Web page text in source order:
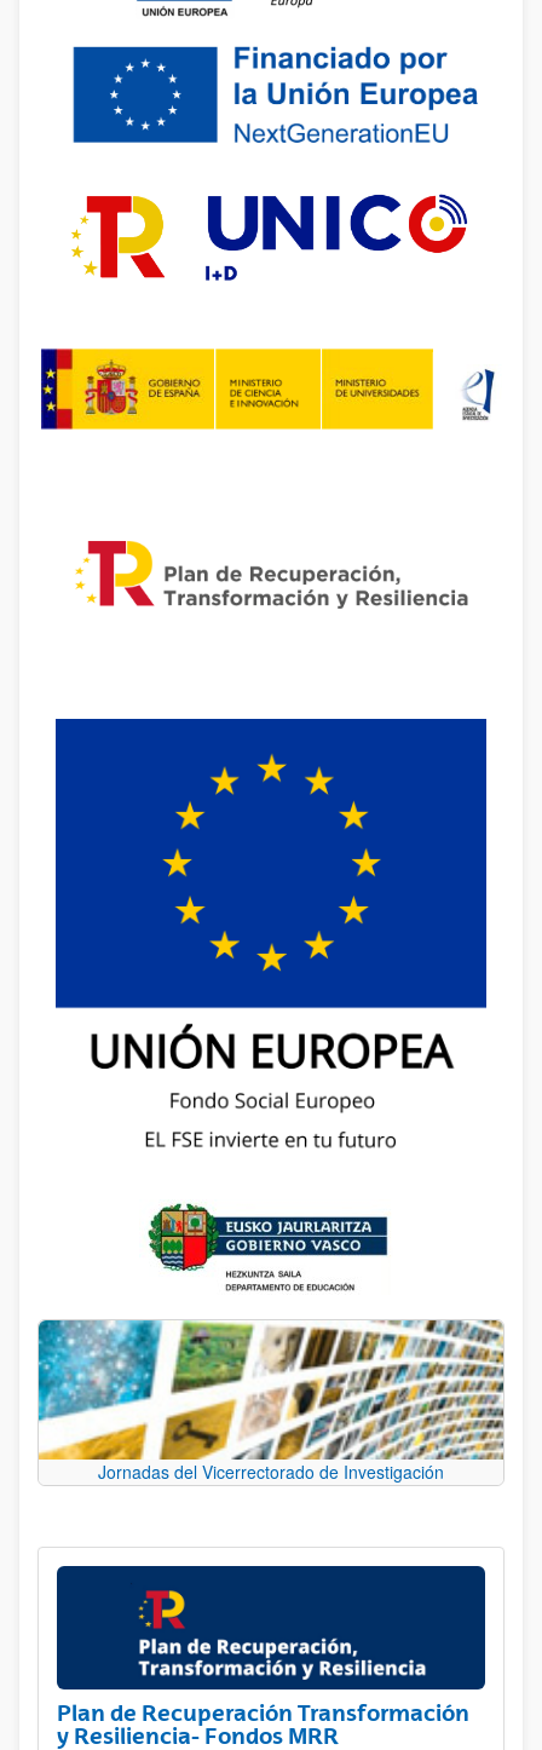
Jornadas del Vicerrectorado de Investigación
Plan de Recuperación Transformación
y Resiliencia- Fondos MRR